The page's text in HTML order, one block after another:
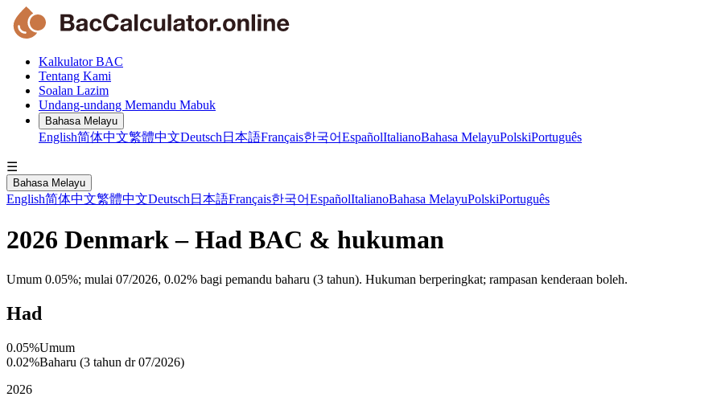
Kalkulator BAC
Tentang Kami
Soalan Lazim
Undang-undang Memandu Mabuk
Bahasa Melayu
English简体中文繁體中文Deutsch 日本語Français한국어EspañolItalianoBahasa MelayuPolskiPortuguês
☰
Bahasa Melayu
English简体中文繁體中文Deutsch 日本語Français한국어EspañolItalianoBahasa MelayuPolskiPortuguês
2026 Denmark – Had BAC & hukuman
Umum 0.05%; mulai 07/2026, 0.02% bagi pemandu baharu (3 tahun). Hukuman berperingkat; rampasan kenderaan boleh.
Had
0.05%Umum
0.02%Baharu (3 tahun dr 07/2026)
2026